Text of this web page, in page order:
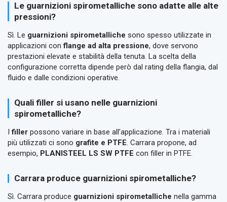
Le guarnizioni spirometalliche sono adatte alle alte
pressioni?
Sì. Le guarnizioni spirometalliche sono spesso utilizzate in
applicazioni conflange ad alta pressione, dove servono
prestazioni elevate e stabilità della tenuta. La scelta della
configurazione corretta dipende però dal rating della flangia, dal
fluido e dalle condizioni operative.
Quali filler si usano nelle guarnizioni
spirometalliche?
Ifiller possono variare in base all’applicazione. Tra i materiali
più utilizzati ci sono grafite e PTFE. Carrara propone, ad
esempio, PLANISTEEL LS SW PTFE con filler in PTFE.
Carrara produce guarnizioni spirometalliche?
Sì. Carrara produce guarnizioni spirometalliche nella gamma